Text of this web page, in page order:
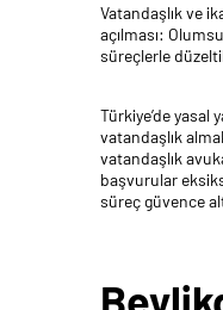
Vatandaşlık ve
açılması:
süreçlerle
Türkiye’de yasal
vatandaşlık
vatandaşlık
başvurular
süreç güvence